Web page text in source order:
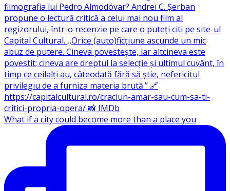
What if a city could become more than a place you